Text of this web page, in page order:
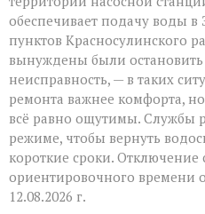
обеспечивает подачу воды
пунктов Красносулинского
вынуждены были остановить
неисправность, — в таких
ремонта важнее комфорта,
всё равно ощутимы. Службы
режиме, чтобы вернуть
короткие сроки. Отключение
ориентировочного времени
12.08.2026 г.